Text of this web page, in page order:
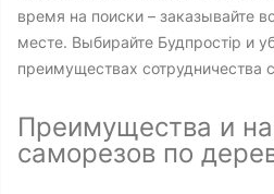
время на поиски – заказывайте
месте. Выбирайте Будпростір и
преимуществах сотрудничества
Преимущества и
саморезов по